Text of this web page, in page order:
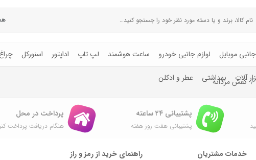
موبایل لوازم جانبی خودرو ساعت هوشمند لپ تاپ اداپتور اسنورکل
آلات بهداشتی عطر و ادکلن کفش مردانه
پشتیبانی ۲۴ ساعته
پشتیبانی هفت روز هفته
پرداخت در محل
هنگام دریافت پرداخت
خدمات مشتریان راهنمای خرید از رمز و راز